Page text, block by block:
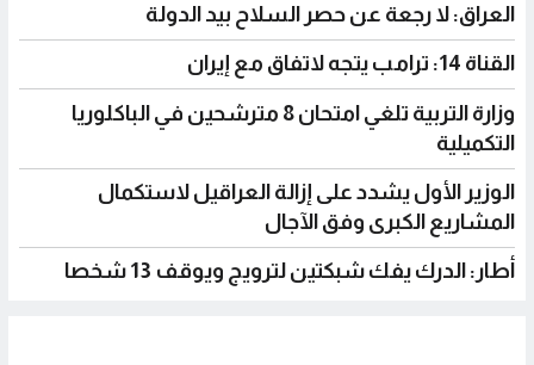
العراق: لا رجعة عن حصر السلاح بيد الدولة
القناة 14: ترامب يتجه لاتفاق مع إيران
وزارة التربية تلغي امتحان 8 مترشحين في الباكلوريا
التكميلية
الوزير الأول يشدد على إزالة العراقيل لاستكمال
المشاريع الكبرى وفق الآجال
أطار: الدرك يفك شبكتين لترويج ويوقف 13 شخصا